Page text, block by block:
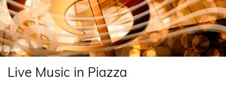
Live Music in Piazza